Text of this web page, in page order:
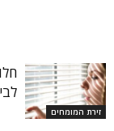
זירת המומחים